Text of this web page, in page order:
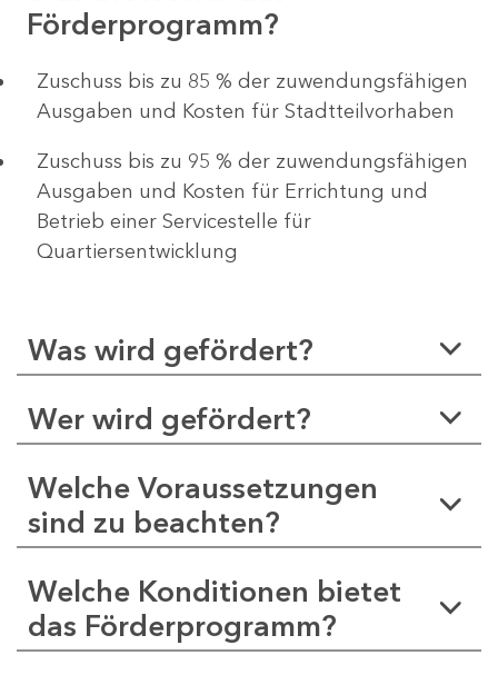
Förderprogramm?
Zuschuss bis zu 85 % der zuwendungsfähigen
Ausgaben und Kosten für Stadtteilvorhaben
Zuschuss bis zu 95 % der zuwendungsfähigen
Ausgaben und Kosten für Errichtung und
Betrieb einer Servicestelle für
Quartiersentwicklung
Was wird gefördert?
Wer wird gefördert?
Welche Voraussetzungen
sind zu beachten?
Welche Konditionen bietet
das Förderprogramm?